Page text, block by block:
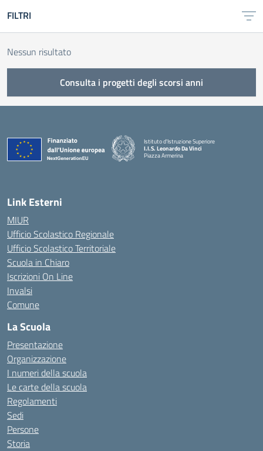
FILTRI
Nessun risultato
Consulta i progetti degli scorsi anni
Istituto d'Istruzione Superiore
I.I.S. Leonardo Da Vinci
Piazza Armerina
Link Esterni
MIUR
Ufficio Scolastico Regionale
Ufficio Scolastico Territoriale
Scuola in Chiaro
Iscrizioni On Line
Invalsi
Comune
La Scuola
Presentazione
Organizzazione
I numeri della scuola
Le carte della scuola
Regolamenti
Sedi
Persone
Storia